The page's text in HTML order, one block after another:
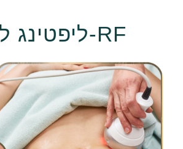
RF-ליפטינג לבטן